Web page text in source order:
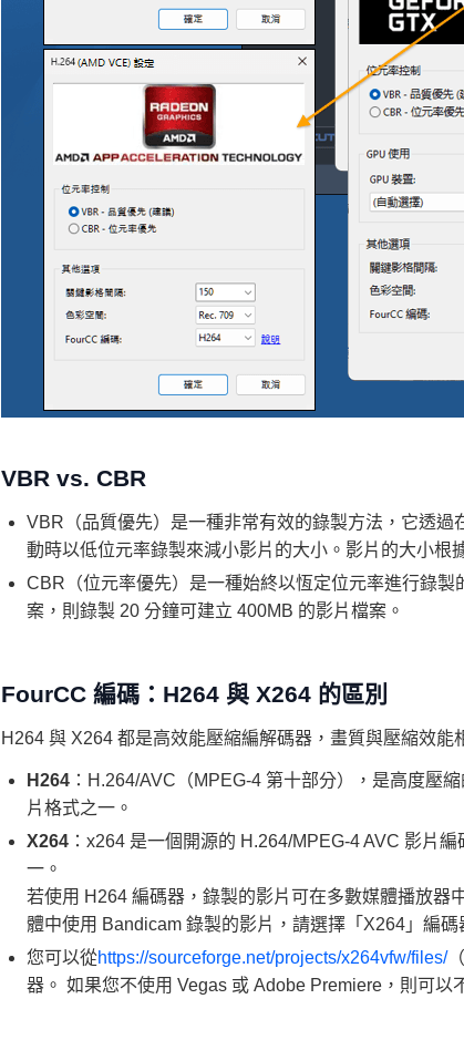
VBR vs. CBR
VBR（品質優先）是一種非常有效的錄製方法，它透
動時以低位元率錄製來減小影片的大小。影片的大小根
CBR（位元率優先）是一種始終以恆定位元率進行錄
案，則錄製 20 分鐘可建立 400MB 的影片檔案。
FourCC 編碼：H264 與 X264 的區別
H264 與 X264 都是高效能壓縮編解碼器，畫質與壓縮效能
H264：H.264/AVC（MPEG-4 第十部分），是高度壓
片格式之一。
X264：x264 是一個開源的 H.264/MPEG-4 AVC 影片
一。
若使用 H264 編碼器，錄製的影片可在多數媒體播放器
體中使用 Bandicam 錄製的影片，請選擇「X264」編碼
您可以從https://sourceforge.net/projects/x264vfw/files/
器。 如果您不使用 Vegas 或 Adobe Premiere，則可以